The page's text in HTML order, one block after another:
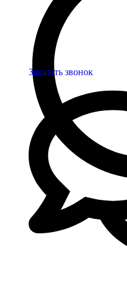
Заказать звонок